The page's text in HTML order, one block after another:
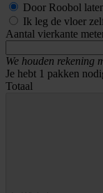
Door Roobol
Ik leg de vloer
Aantal vierkante
We houden rekening
Je hebt 1 pakken
Totaal